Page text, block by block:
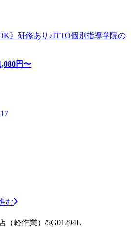
》研修あり♪ITTO個別指導学院の
円〜
む
（軽作業）/5G01294L